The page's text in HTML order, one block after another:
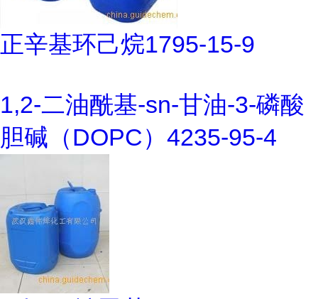
正辛基环己烷1795-15-9
1,2-二油酰基-sn-甘油-3-磷酸
胆碱（DOPC）4235-95-4